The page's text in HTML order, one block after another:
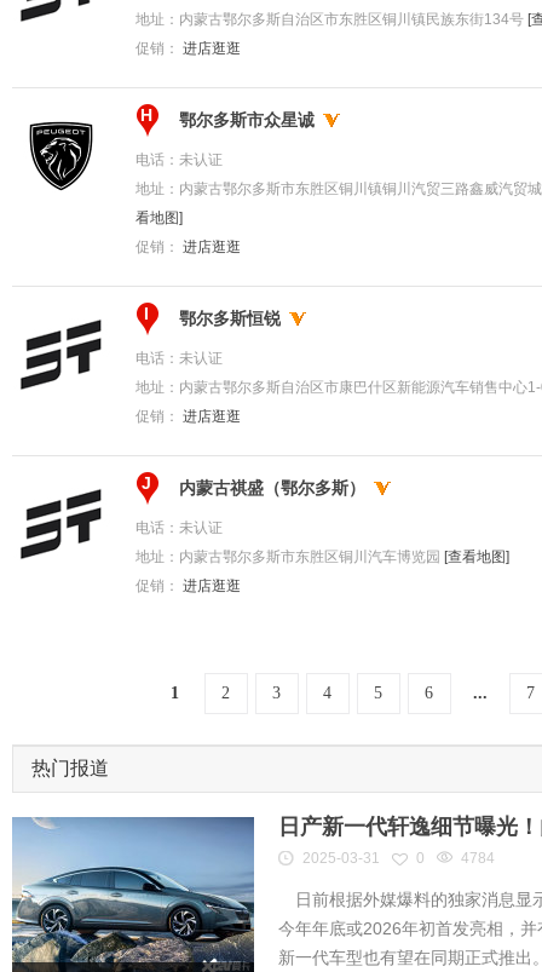
地址： 内蒙古鄂尔多斯自治区市东胜区铜川镇民族东街134号 [
促销： 进店逛逛
H 鄂尔多斯市众星诚
电话： 未认证
地址： 内蒙古鄂尔多斯市东胜区铜川镇铜川汽贸三路鑫威汽贸
看地图]
促销： 进店逛逛
I 鄂尔多斯恒锐
电话： 未认证
地址： 内蒙古鄂尔多斯自治区市康巴什区新能源汽车销售中心
促销： 进店逛逛
J 内蒙古祺盛（鄂尔多斯）
电话： 未认证
地址： 内蒙古鄂尔多斯市东胜区铜川汽车博览园 [查看地图]
促销： 进店逛逛
1 2 3 4 5 6 ... 7
热门报道
日产新一代轩逸细节曝光
2025-03-31 0 4784
日前根据外媒爆料的独家消息显
今年年底或2026年初首发亮相，
新一代车型也有望在同期正式推出